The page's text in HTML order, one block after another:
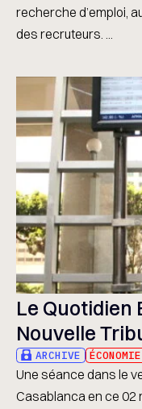
recherche d’emploi,
des recruteurs. ...
Le Quotidien
Nouvelle
ARCHIVE
Une séance dans le
Casablanca en ce 02